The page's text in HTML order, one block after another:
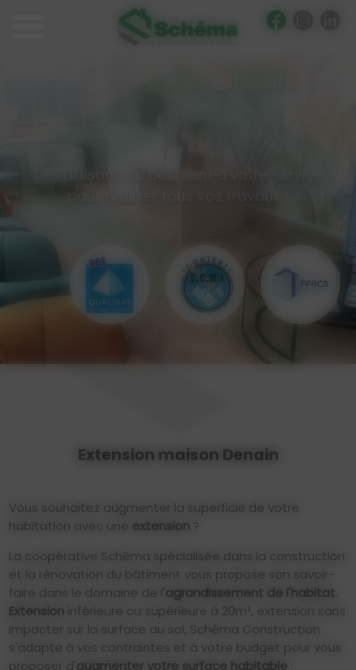
Panneau de gestion des cookies
pour réaliser tous vos travaux !
Extension maison Denain
Vous souhaitez augmenter la superficie de votre
habitation avec une extension ?
La coopérative Schéma spécialisée dans la construction
et la rénovation du bâtiment vous propose son savoir-
faire dans le domaine de l'agrandissement de l'habitat
Extension inférieure ou supérieure à 20m², extension sans
impacter sur la surface au sol, Schéma Construction
s'adapte à vos contraintes et à votre budget pour vous
proposer d'augmenter votre surface habitable